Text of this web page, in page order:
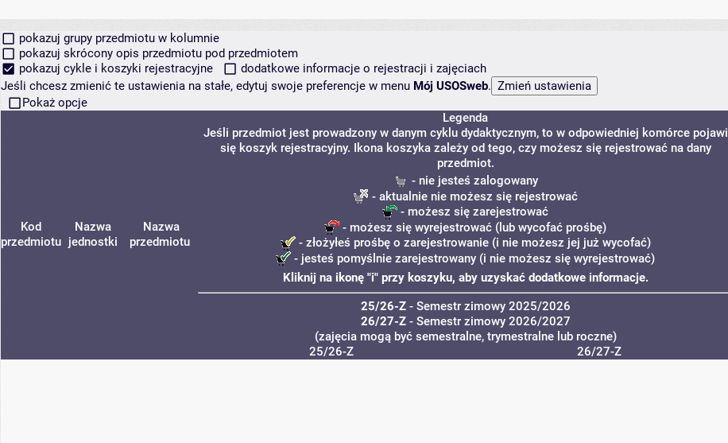
pokazuj grupy przedmiotu w kolumnie
pokazuj skrócony opis przedmiotu pod przedmiotem
pokazuj cykle i koszyki rejestracyjne
dodatkowe informacje o rejestracji i zajęciach
Jeśli chcesz zmienić te ustawienia na stałe, edytuj swoje preferencje w menu Mój USOSweb.
Pokaż opcje
Kod
przedmiotu
Nazwa
jednostki
Nazwa
przedmiotu
Legenda
Jeśli przedmiot jest prowadzony w danym cyklu dydaktycznym, to w odpowiedniej komórce pojawi
się koszyk rejestracyjny. Ikona koszyka zależy od tego, czy możesz się rejestrować na dany
przedmiot.
- nie jesteś zalogowany
- aktualnie nie możesz się rejestrować
- możesz się zarejestrować
- możesz się wyrejestrować (lub wycofać prośbę)
- złożyłeś prośbę o zarejestrowanie (i nie możesz jej już wycofać)
- jesteś pomyślnie zarejestrowany (i nie możesz się wyrejestrować)
Kliknij na ikonę "i" przy koszyku, aby uzyskać dodatkowe informacje.
25/26-Z- Semestr zimowy 2025/2026
26/27-Z- Semestr zimowy 2026/2027
(zajęcia mogą być semestralne, trymestralne lub roczne)
25/26-Z 26/27-Z